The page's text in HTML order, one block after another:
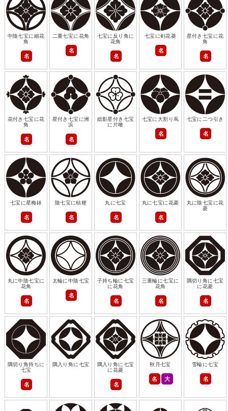
中陰七宝に細花
角
名
二重七宝に花角
名
七宝に反り角に
花角
名
七宝に剣花菱
名
星付き七宝に花
角
名
花付き七宝に花
角
名
星付き七宝に洲
浜
名
総影星付き七宝
に片喰
七宝に大割り蔦
名
七宝に二つ引き
名
七宝に星梅鉢
名
陰七宝に桔梗
名
丸に七宝
名
丸に七宝に花菱
名
丸に陰七宝に花
菱
丸に中陰七宝に
花角
名
太輪に中陰七宝
名
子持ち輪に七宝
に花角
名
三重輪に七宝に
花角
名
隅切り角に七宝
に花菱
名
隅切り角持ちに
七宝
名
隅入り角に七宝
隅入り角に七宝
に花菱
名
秋月七宝
名 大
雪輪に七宝
名